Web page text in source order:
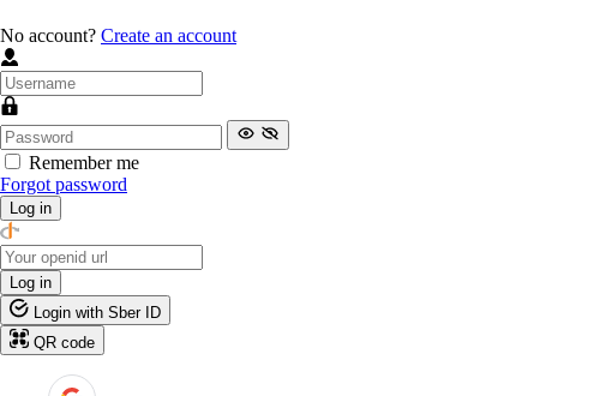
No account? Create an account
Remember me
Forgot password
Log in
Log in
Login with Sber ID
QR code